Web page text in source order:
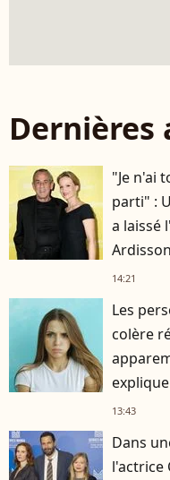
"Je n'ai
parti" :
a laissé
14:21
Les
colère
13:43
Dans
l'actrice